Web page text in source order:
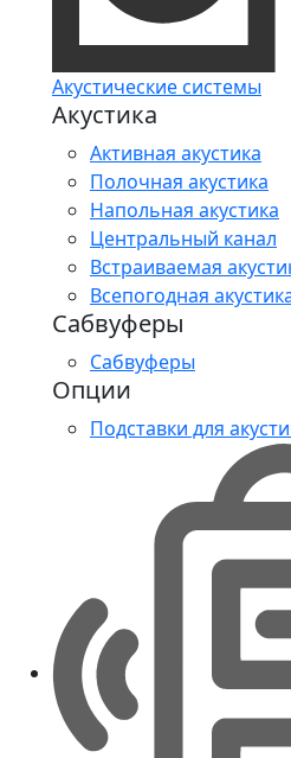
Акустические системы
Акустика
Активная акустика
Полочная акустика
Напольная акустика
Центральный канал
Встраиваемая
Всепогодная
Сабвуферы
Сабвуферы
Опции
Подставки для